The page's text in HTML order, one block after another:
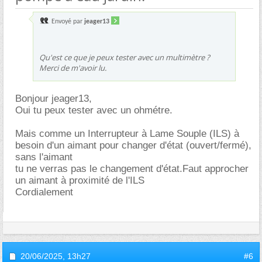
Envoyé par jeager13
Qu'est ce que je peux tester avec un multimètre ?
Merci de m'avoir lu.
Bonjour jeager13,
Oui tu peux tester avec un ohmétre.
Mais comme un Interrupteur à Lame Souple (ILS) à
besoin d'un aimant pour changer d'état (ouvert/fermé),
sans l'aimant
tu ne verras pas le changement d'état.Faut approcher
un aimant à proximité de l'ILS
Cordialement
20/06/2025, 13h27 #6